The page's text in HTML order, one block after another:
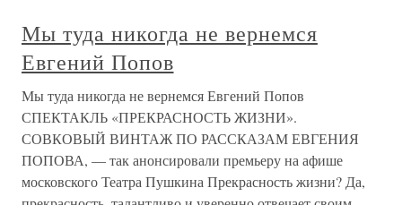
Мы туда никогда не вернемся
Евгений Попов
Мы туда никогда не вернемся Евгений Попов
СПЕКТАКЛЬ «ПРЕКРАСНОСТЬ ЖИЗНИ».
СОВКОВЫЙ ВИНТАЖ ПО РАССКАЗАМ ЕВГЕНИЯ
ПОПОВА, — так анонсировали премьеру на афише
московского Театра Пушкина Прекрасность жизни? Да,